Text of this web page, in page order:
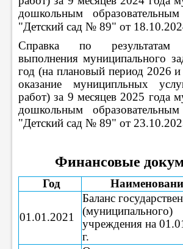
дошкольным
"Детский сад № 89" от
Справка по результатам
выполнения муниципального
год (на плановый период 2026
оказание муниципльных
работ) за 9 месяцев 2025 года
дошкольным
"Детский сад № 89" от
Финансовые
Год
01.01.2021
Баланс
(муниципального)
учреждения на
г.